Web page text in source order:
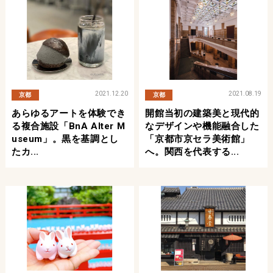
京都 2021.12.20
あらゆるアートを体験でき
る複合施設「BnA Alter M
Useum」。黒を基調とし
たカ...
京都 2021.08.19
開館当初の建築美と現代的
なデザインや機能融合した
「京都市京セラ美術館」
へ。関西を代表する...